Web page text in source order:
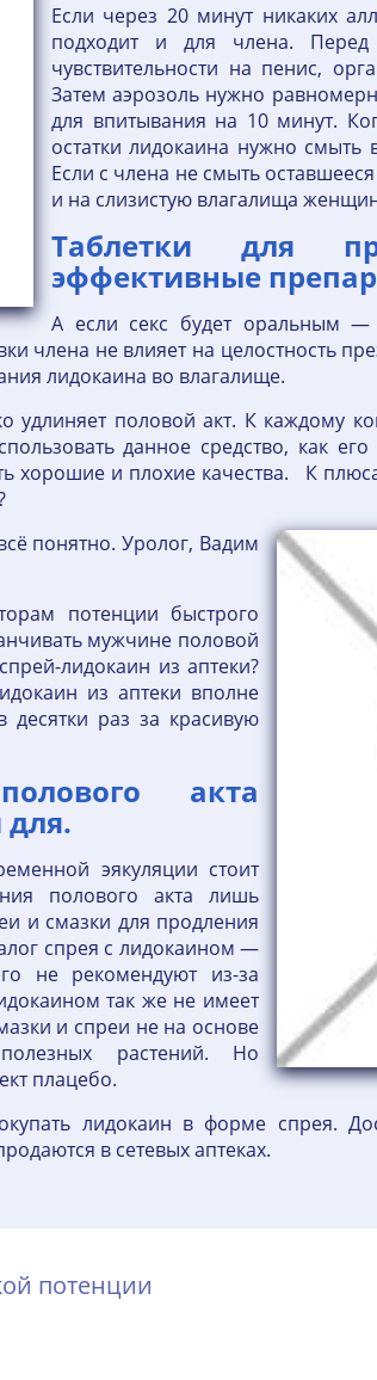
Если через 20 минут никаких
подходит и для члена.
чувствительности на пенис,
Затем аэрозоль нужно
для впитывания на 10 минут.
остатки лидокаина нужно смыть
Если с члена не смыть
и на слизистую влагалища
Таблетки для
эффективные
А если секс будет оральным —
члена не влияет на целостность
лидокаина во влагалище.
половой акт. К каждому
данное средство, как
хорошие и плохие качества. К
понятно. Уролог, Вадим
потенции быстрого
мужчине половой
лидокаин из аптеки?
из аптеки вполне
десятки раз за красивую
акта
эякуляции стоит
полового акта лишь
и смазки для продления
спрея с лидокаином —
не рекомендуют из-за
так же не имеет
и спреи не на основе
растений. Но
плацебо.
лидокаин в форме спрея.
в сетевых аптеках.
потенции